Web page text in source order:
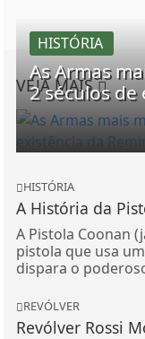
VEJA MAIS
HISTÓRIA
As Armas
2 séculos
HISTÓRIA
A História da
A Pistola Coonan
pistola que usa
dispara o
REVÓLVER
Revólver Rossi